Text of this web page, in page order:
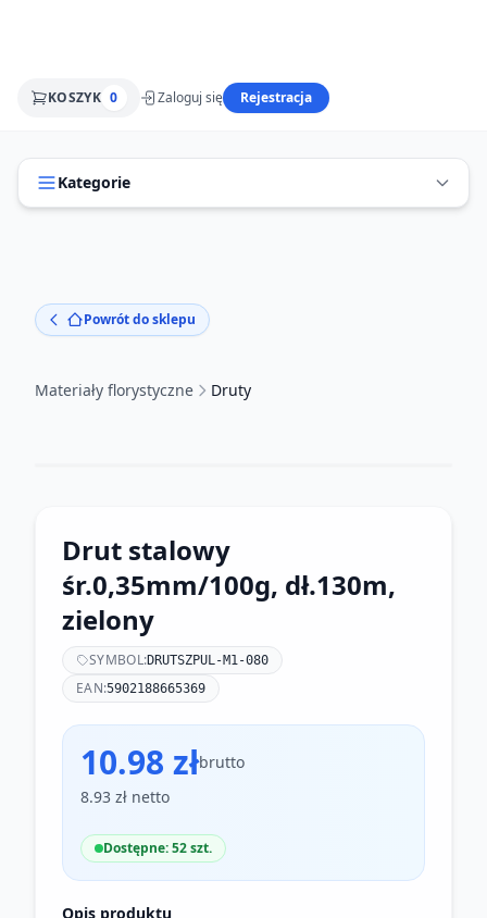
KOSZYK 0 Zaloguj się Rejestracja
Kategorie
Powrót do sklepu
Materiały florystyczne Druty
Drut stalowy
śr.0,35mm/100g, dł.130m,
zielony
SYMBOL:DRUTSZPUL-M1-080
EAN:5902188665369
10.98 złbrutto
8.93 zł netto
Dostępne: 52 szt.
Opis produktu